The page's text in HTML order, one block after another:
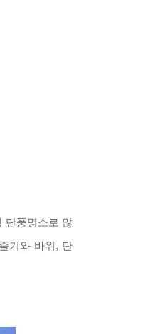
단풍명소로 많
기와 바위 , 단